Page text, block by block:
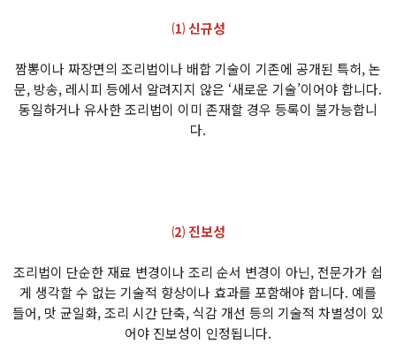
⑴ 신규성
짬뽕이나 짜장면의 조리법이나 배합 기술이 기존에 공개된 특허, 논
문, 방송, 레시피 등에서 알려지지 않은 ‘새로운 기술’이어야 합니다.
동일하거나 유사한 조리법이 이미 존재할 경우 등록이 불가능합니
다.
⑵ 진보성
조리법이 단순한 재료 변경이나 조리 순서 변경이 아닌, 전문가가 쉽
게 생각할 수 없는 기술적 향상이나 효과를 포함해야 합니다. 예를
들어, 맛 균일화, 조리 시간 단축, 식감 개선 등의 기술적 차별성이 있
어야 진보성이 인정됩니다.